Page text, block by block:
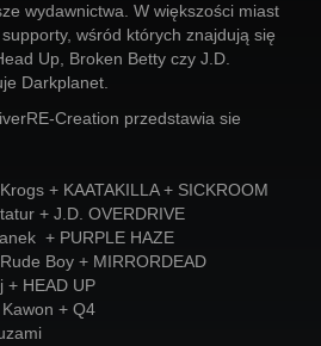
wydawnictwa. W większości miast
wśród których znajdują się
Up, Broken Betty czy J.D.
Darkplanet.
Creation przedstawia sie
+ KAATAKILLA + SICKROOM
+ J.D. OVERDRIVE
+ PURPLE HAZE
Boy + MIRRORDEAD
+ HEAD UP
+ Q4